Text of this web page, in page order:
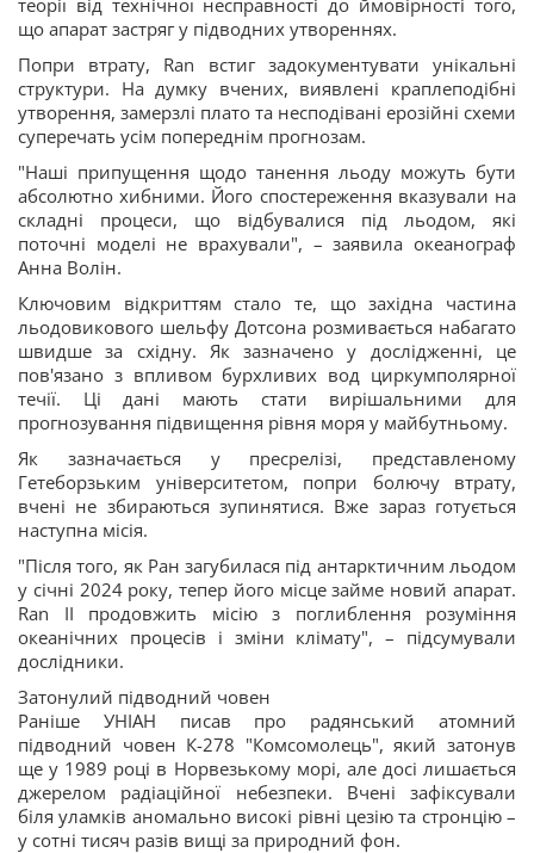
теорії від технічної несправності до ймовірності того,
що апарат застряг у підводних утвореннях.
Попри втрату, Ran встиг задокументувати унікальні
структури. На думку вчених, виявлені краплеподібні
утворення, замерзлі плато та несподівані ерозійні схеми
суперечать усім попереднім прогнозам.
"Наші припущення щодо танення льоду можуть бути
абсолютно хибними. Його спостереження вказували на
складні процеси, що відбувалися під льодом, які
поточні моделі не врахували", – заявила океанограф
Анна Волін.
Ключовим відкриттям стало те, що західна частина
льодовикового шельфу Дотсона розмивається набагато
швидше за східну. Як зазначено у дослідженні, це
пов'язано з впливом бурхливих вод циркумполярної
течії. Ці дані мають стати вирішальними для
прогнозування підвищення рівня моря у майбутньому.
Як зазначається у пресрелізі, представленому
Гетеборзьким університетом, попри болючу втрату,
вчені не збираються зупинятися. Вже зараз готується
наступна місія.
"Після того, як Ран загубилася під антарктичним льодом
у січні 2024 року, тепер його місце займе новий апарат.
Ran II продовжить місію з поглиблення розуміння
океанічних процесів і зміни клімату", – підсумували
дослідники.
Затонулий підводний човен
Раніше УНІАН писав про радянський атомний
підводний човен К-278 "Комсомолець", який затонув
ще у 1989 році в Норвезькому морі, але досі лишається
джерелом радіаційної небезпеки. Вчені зафіксували
біля уламків аномально високі рівні цезію та стронцію –
у сотні тисяч разів вищі за природний фон.